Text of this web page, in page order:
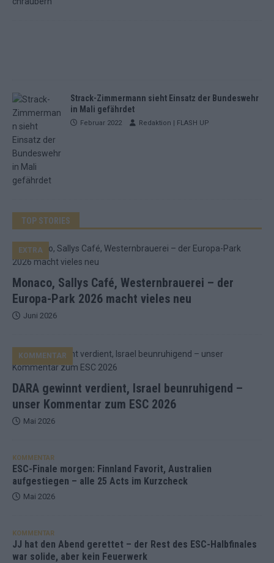
Strack-Zimmermann sieht Einsatz der Bundeswehr
in Mali gefährdet
Februar 2022 Redaktion | FLASH UP
TOP STORIES
Monaco, Sallys Café, Westernbrauerei – der
Europa-Park 2026 macht vieles neu
EXTRA
Juni 2026
DARA gewinnt verdient, Israel beunruhigend –
unser Kommentar zum ESC 2026
KOMMENTAR
Mai 2026
KOMMENTAR
ESC-Finale morgen: Finnland Favorit, Australien
aufgestiegen – alle 25 Acts im Kurzcheck
Mai 2026
KOMMENTAR
JJ hat den Abend gerettet – der Rest des ESC-Halbfinales
war solide, aber kein Feuerwerk